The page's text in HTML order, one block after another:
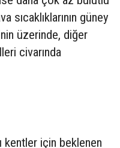
sıcaklıklarının güney
üzerinde, diğer
civarında
kentler için beklenen